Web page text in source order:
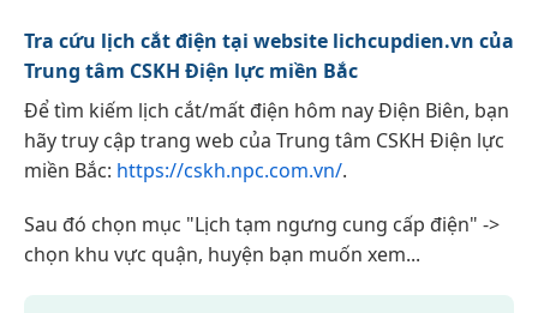
Tra cứu lịch cắt điện tại website lichcupdien.vn của
Trung tâm CSKH Điện lực miền Bắc
Để tìm kiếm lịch cắt/mất điện hôm nay Điện Biên, bạn
hãy truy cập trang web của Trung tâm CSKH Điện lực
miền Bắc: https://cskh.npc.com.vn/.
Sau đó chọn mục "Lịch tạm ngưng cung cấp điện" ->
chọn khu vực quận, huyện bạn muốn xem...